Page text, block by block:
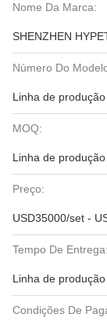
Nome Da Marca:
SHENZHEN
Número Do
Linha de
MOQ:
Linha de
Preço:
USD35000/set -
Tempo De Entrega:
Linha de
Condições De